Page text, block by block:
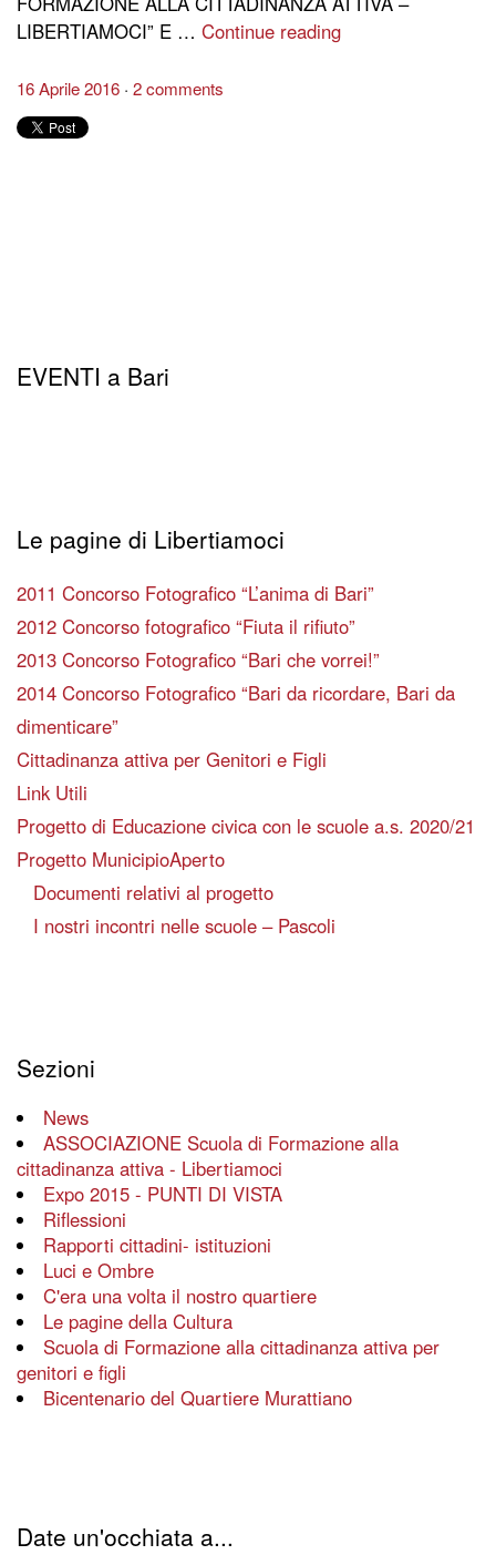
LIBERTIAMOCI” E … Continue reading
16 Aprile 2016 2 comments
EVENTI a Bari
Le pagine di Libertiamoci
2011 Concorso Fotografico “L’anima di Bari”
2012 Concorso fotografico “Fiuta il rifiuto”
2013 Concorso Fotografico “Bari che vorrei!”
2014 Concorso Fotografico “Bari da ricordare, Bari da
dimenticare”
Cittadinanza attiva per Genitori e Figli
Link Utili
Progetto di Educazione civica con le scuole a.s. 2020/21
Progetto MunicipioAperto
Documenti relativi al progetto
I nostri incontri nelle scuole – Pascoli
Sezioni
News
ASSOCIAZIONE Scuola di Formazione alla
cittadinanza attiva - Libertiamoci
Expo 2015 - PUNTI DI VISTA
Riflessioni
Rapporti cittadini- istituzioni
Luci e Ombre
C'era una volta il nostro quartiere
Le pagine della Cultura
Scuola di Formazione alla cittadinanza attiva per
genitori e figli
Bicentenario del Quartiere Murattiano
Date un'occhiata a...